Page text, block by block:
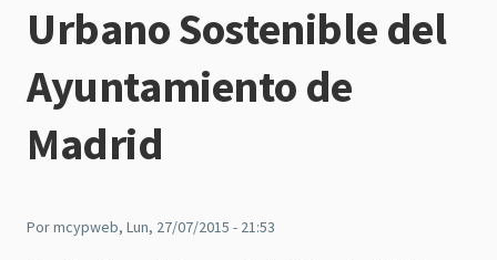
Urbano Sostenible del
Ayuntamiento de
Madrid
Pormcypweb, Lun, 27/07/2015 - 21:53